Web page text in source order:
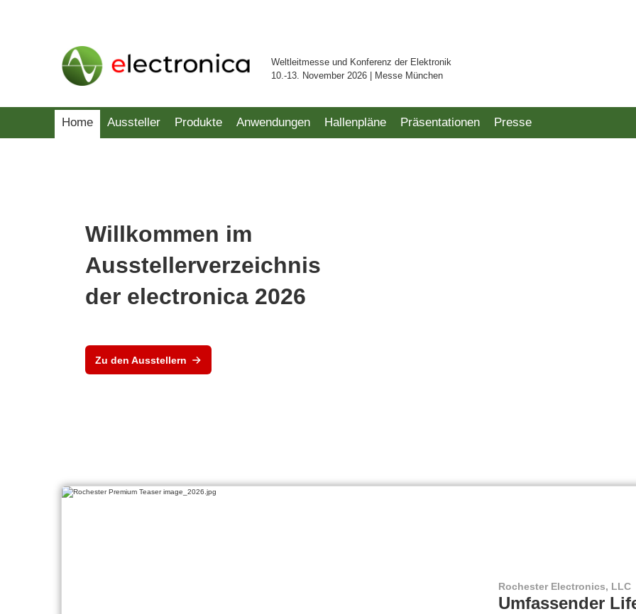
Weltleitmesse und Konferenz der Elektronik
10.-13. November 2026 | Messe München
Home Aussteller Produkte Anwendungen Hallenpläne Präsentationen Presse
Willkommen im
Ausstellerverzeichnis
der electronica 2026
Zu den Ausstellern
Rochester Electronics, LLC
Umfassender